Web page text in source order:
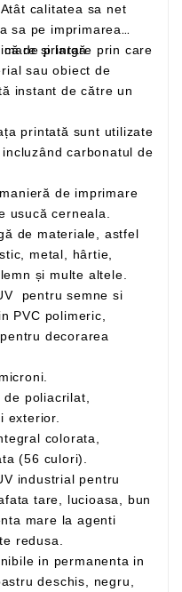
calitatea sa net
sa pe imprimarea
foarte mare și largă
instant de către un
de imprimare
usucă cerneala.
carton, plăci ceramice, sticlă, lemn și multe altele.
decorarea
poliacrilat,
exterior.
colorata,
(56 culori).
redusa.